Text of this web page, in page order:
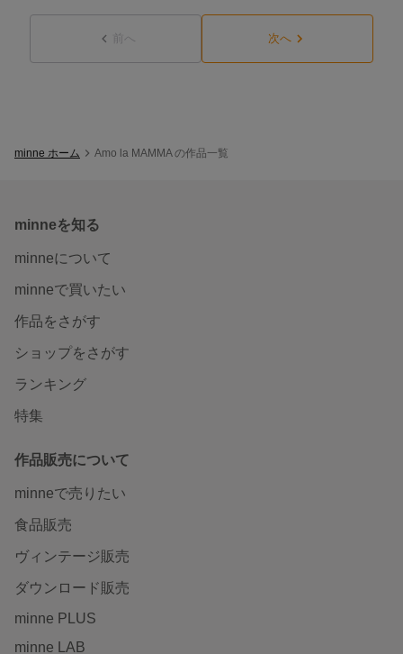
前へ 次へ
minne ホーム Amo la MAMMA の作品一覧
minneを知る
minneについて
minneで買いたい
作品をさがす
ショップをさがす
ランキング
特集
作品販売について
minneで売りたい
食品販売
ヴィンテージ販売
ダウンロード販売
minne PLUS
minne LAB